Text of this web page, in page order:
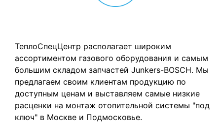
ТеплоCпецЦентр располагает широким
ассортиментом газового оборудования и самым
большим складом запчастей Junkers-BOSCH. Мы
предлагаем своим клиентам продукцию по
доступным ценам и выставляем самые низкие
расценки на монтаж отопительной системы "под
ключ" в Москве и Подмосковье.